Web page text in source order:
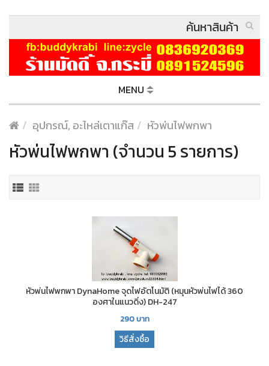
MENU
อุปกรณ์, อะไหล่เตาแก๊ส หัวพ่นไฟพกพา
หัวพ่นไฟพกพา (จำนวน 5 รายการ)
หัวพ่นไฟพกพา DynaHome จุดไฟอัตโนมัติ (หมุนหัวพ่นไฟได้ 360
องศาในแนวดิ่ง) DH-247
290บาท
วิธีสั่งซื้อ